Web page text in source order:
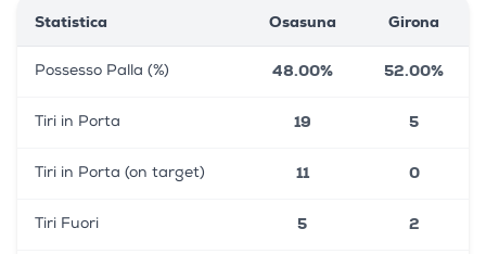
Statistica Osasuna Girona
Possesso Palla (%) 48.00% 52.00%
Tiri in Porta 19 5
Tiri in Porta (on target) 11 0
Tiri Fuori 5 2